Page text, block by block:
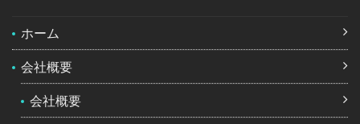
ホーム
会社概要
会社概要